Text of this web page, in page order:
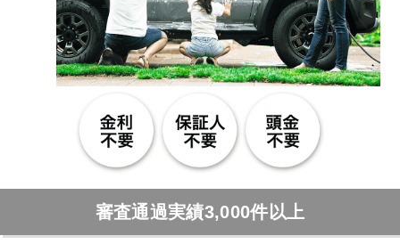
審査通過実績3,000件以上